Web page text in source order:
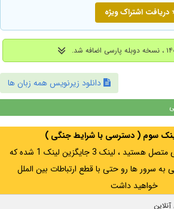
دریافت اشتراک ویژه
دانلود زیرنویس همه زبان ها
سوم ( دسترسی با شرایط جنگی )
اگر از ایران به آدرس مخفی متصل هستید ، لینک 3 جایگزین لینک 1 شده که
سرور ها رو حتی با قطع ارتباطات بین الملل
خواهید داشت